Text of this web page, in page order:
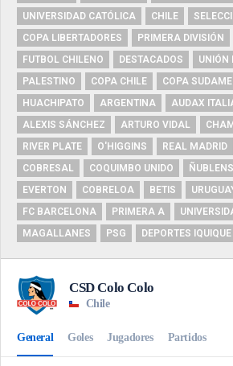
UNIVERSIDAD CATÓLICA
CHILE
COPA LIBERTADORES
PRIMERA DIVISIÓN
FUTBOL CHILENO
DESTACADOS
UNIÓN
PALESTINO
COPA CHILE
COPA
HUACHIPATO
ARGENTINA
AUDAX
ALEXIS SÁNCHEZ
ARTURO VIDAL
RIVER PLATE
O'HIGGINS REAL MADRID
COBRESAL
COQUIMBO UNIDO
EVERTON
COBRELOA BETIS
FC BARCELONA
PRIMERA A
MAGALLANES
PSG DEPORTES IQUIQUE